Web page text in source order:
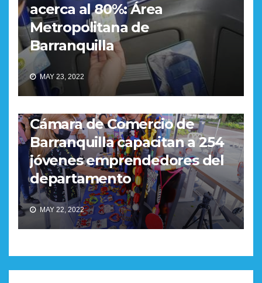
acerca al 80%: Área
Metropolitana de
Barranquilla
MAY 23, 2022
REGIONAL
Cámara de Comercio de
Barranquilla capacitan a 254
jóvenes emprendedores del
departamento
MAY 22, 2022